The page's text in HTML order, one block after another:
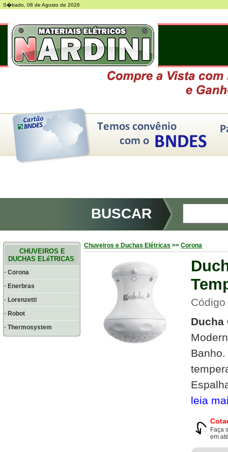
S�bado, 08 de Agosto de 2026
BUSCAR
CHUVEIROS E
DUCHAS ELéTRICAS
· Corona
· Enerbras
· Lorenzetti
· Robot
· Thermosystem
Chuveiros e Duchas Elétricas >>Corona
Ducha
leia
Faça
em